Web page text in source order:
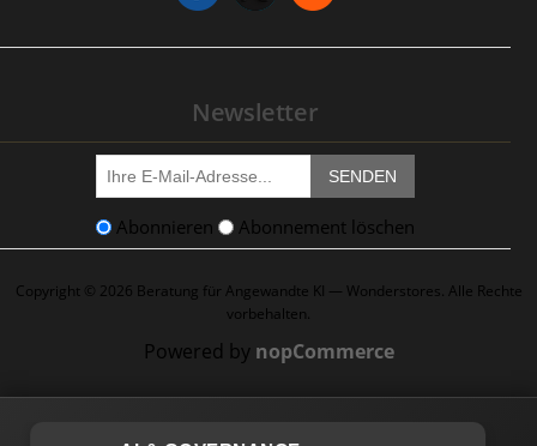
Newsletter
SENDEN
Abonnieren Abonnement löschen
Copyright © 2026 Beratung für Angewandte KI — Wonderstores. Alle Rechte
vorbehalten.
Powered by nopCommerce